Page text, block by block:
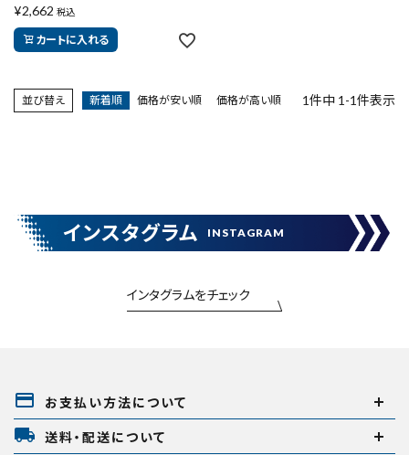
search
¥2,662 税込
カートに入れる
並び替え 新着順 価格が安い順 価格が高い順 1件中 1 -1件表示
インスタグラム INSTAGRAM
インタグラムをチェック
payment お支払い方法について
local_shipping 送料・配送について